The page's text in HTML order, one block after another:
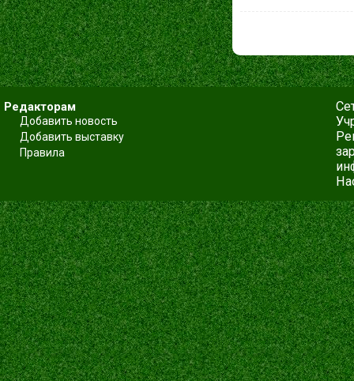
Редакторам
Добавить новость
Добавить выставку
Правила